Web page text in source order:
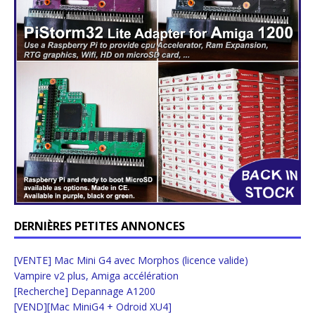
DERNIÈRES PETITES ANNONCES
[VENTE] Mac Mini G4 avec Morphos (licence valide)
Vampire v2 plus, Amiga accélération
[Recherche] Depannage A1200
[VEND][Mac MiniG4 + Odroid XU4]